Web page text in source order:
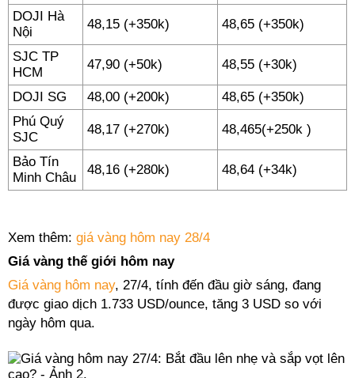
DOJI Hà
Nội
48,15 (+350k) 48,65 (+350k)
SJC TP
HCM
47,90 (+50k) 48,55 (+30k)
DOJI SG 48,00 (+200k)
48,65 (+350k)
Phú Quý
SJC
48,17 (+270k) 48,465(+250k )
Bảo Tín
Minh Châu
48,16 (+280k) 48,64 (+34k)
Xem thêm: giá vàng hôm nay 28/4
Giá vàng thế giới hôm nay
Giá vàng hôm nay, 27/4, tính đến đầu giờ sáng, đang
được giao dịch 1.733 USD/ounce, tăng 3 USD so với
ngày hôm qua.